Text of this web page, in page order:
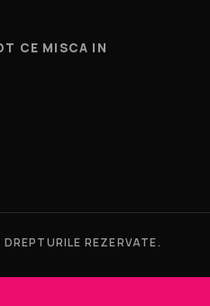
CE MISCA IN
REZERVATE.